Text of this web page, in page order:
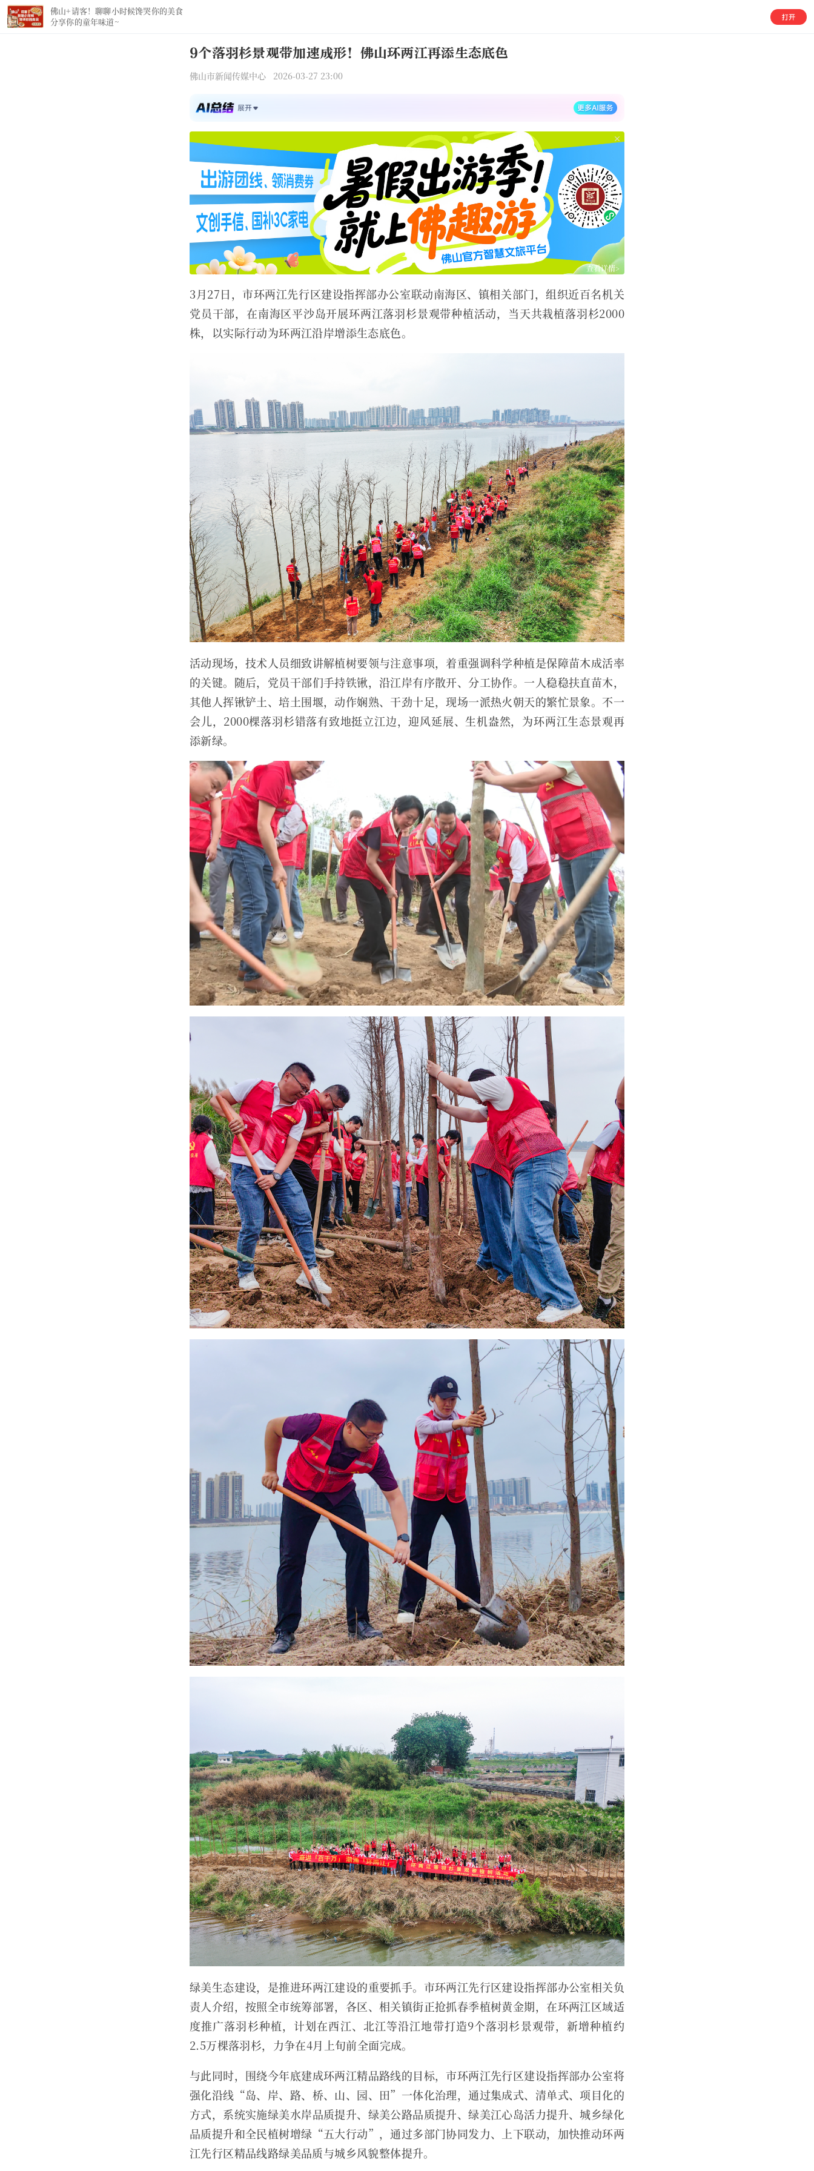
9个落羽杉景观带加速成形！佛山环两江再添生态底色
佛山市新闻传媒中心 2026-03-27 23:00
查看详情>
3月27日，市环两江先行区建设指挥部办公室联动南海区、镇相关部门，组织近百名机关
党员干部，在南海区平沙岛开展环两江落羽杉景观带种植活动，当天共栽植落羽杉2000
株，以实际行动为环两江沿岸增添生态底色。
活动现场，技术人员细致讲解植树要领与注意事项，着重强调科学种植是保障苗木成活率
的关键。随后，党员干部们手持铁锹，沿江岸有序散开、分工协作。一人稳稳扶直苗木，
其他人挥锹铲土、培土围堰，动作娴熟、干劲十足，现场一派热火朝天的繁忙景象。不一
会儿，2000棵落羽杉错落有致地挺立江边，迎风延展、生机盎然，为环两江生态景观再
添新绿。
绿美生态建设，是推进环两江建设的重要抓手。市环两江先行区建设指挥部办公室相关负
责人介绍，按照全市统筹部署，各区、相关镇街正抢抓春季植树黄金期，在环两江区域适
度推广落羽杉种植，计划在西江、北江等沿江地带打造9个落羽杉景观带，新增种植约
2.5万棵落羽杉，力争在4月上旬前全面完成。
与此同时，围绕今年底建成环两江精品路线的目标，市环两江先行区建设指挥部办公室将
强化沿线“岛、岸、路、桥、山、园、田”一体化治理，通过集成式、清单式、项目化的
方式，系统实施绿美水岸品质提升、绿美公路品质提升、绿美江心岛活力提升、城乡绿化
品质提升和全民植树增绿“五大行动”，通过多部门协同发力、上下联动，加快推动环两
江先行区精品线路绿美品质与城乡风貌整体提升。